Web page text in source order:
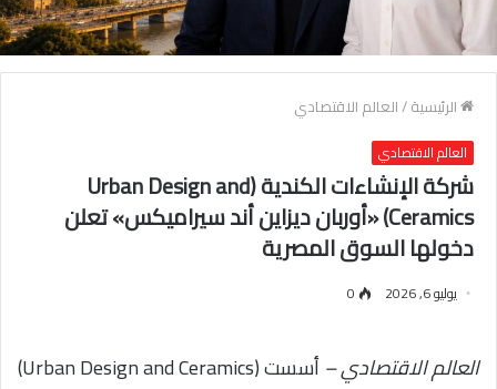
الرئيسية/العالم الاقتصادي
العالم الاقتصادي
شركة الإنشاءات الكندية (Urban Design and
Ceramics) «أوربان ديزاين أند سيراميكس» تعلن
دخولها السوق المصرية
يوليو 6, 2026 0
العالم الاقتصادي –
أسست (Urban Design and Ceramics)